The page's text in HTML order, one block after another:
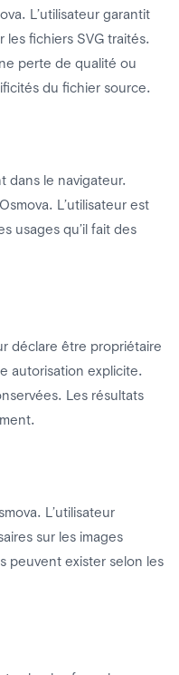
L’utilisateur garantit
les fichiers SVG traités.
perte de qualité ou
du fichier source.
dans le navigateur.
L’utilisateur est
usages qu’il fait des
déclare être propriétaire
autorisation explicite.
Les résultats
L’utilisateur
sur les images
peuvent exister selon les